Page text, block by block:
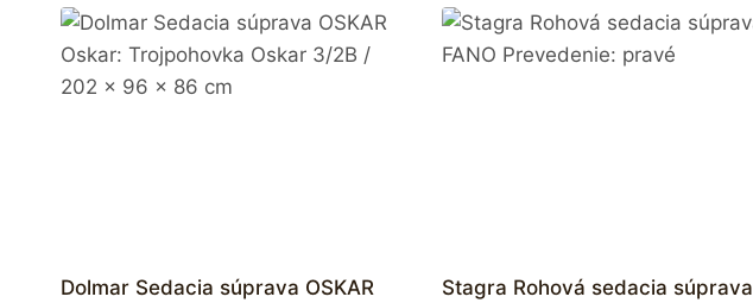
Dolmar Sedacia súprava OSKAR
Stagra Rohová sedacia súprava